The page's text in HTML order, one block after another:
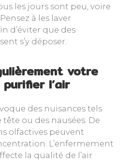
les jours sont peu, voire
à les laver
d’éviter que des
s’y déposer.
votre
l’air
des nuisances tels
ou des nausées. De
olfactives peuvent
L’enfermement
la qualité de l’air